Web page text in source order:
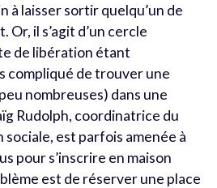
à laisser sortir quelqu’un de
Or, il s’agit d’un cercle
de libération étant
compliqué de trouver une
nombreuses) dans une
Rudolph, coordinatrice du
est parfois amenée à
pour s’inscrire en maison
est de réserver une place